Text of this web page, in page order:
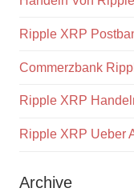
Ripple XRP
Commerzbank
Ripple XRP
Ripple XRP Ueber
Archive